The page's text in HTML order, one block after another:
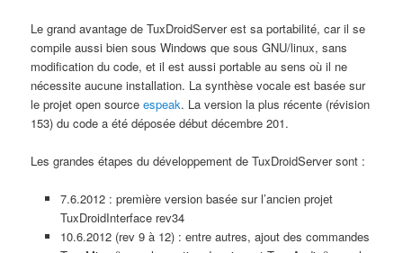
Le grand avantage de TuxDroidServer est sa portabilité, car il se
compile aussi bien sous Windows que sous GNU/linux, sans
modification du code, et il est aussi portable au sens où il ne
nécessite aucune installation. La synthèse vocale est basée sur
le projet open sourceespeak. La version la plus récente (révision
153) du code a été déposée début décembre 201.
Les grandes étapes du développement de TuxDroidServer sont :
7.6.2012 : première version basée sur l’ancien projet
TuxDroidInterface rev34
10.6.2012 (rev 9 à 12) : entre autres, ajout des commandes